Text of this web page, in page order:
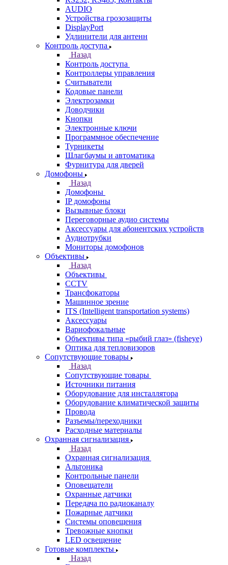
AUDIO
Устройства грозозащиты
DisplayPort
Удлинители для антенн
Контроль доступа
Назад
Контроль доступа
Контроллеры управления
Считыватели
Кодовые панели
Электрозамки
Доводчики
Кнопки
Электронные ключи
Программное обеспечение
Турникеты
Шлагбаумы и автоматика
Фурнитура для дверей
Домофоны
Назад
Домофоны
IP домофоны
Вызывные блоки
Переговорные аудио системы
Аксессуары для абонентских устройств
Аудиотрубки
Мониторы домофонов
Объективы
Назад
Объективы
CCTV
Трансфокаторы
Машинное зрение
ITS (Intelligent transportation systems)
Аксессуары
Вариофокальные
Объективы типа «рыбий глаз» (fisheye)
Оптика для тепловизоров
Сопутствующие товары
Назад
Сопутствующие товары
Источники питания
Оборудование для инсталлятора
Оборудование климатической защиты
Провода
Разъемы/переходники
Расходные материалы
Охранная сигнализация
Назад
Охранная сигнализация
Альтоника
Контрольные панели
Оповещатели
Охранные датчики
Передача по радиоканалу
Пожарные датчики
Системы оповещения
Тревожные кнопки
LED освещение
Готовые комплекты
Назад